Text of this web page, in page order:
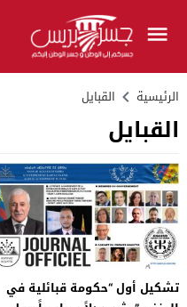
الرئيسية القبايل
القبايل
تشكيل أول “حكومة قبائلية في